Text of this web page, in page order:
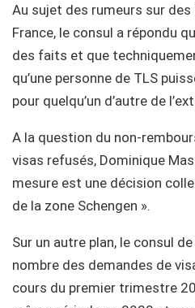
Au sujet des rumeurs sur
France, le consul a répondu
des faits et que
qu’une personne de TLS
pour quelqu’un d’autre de
A la question du non-
visas refusés, Dominique
mesure est une décision
de la zone Schengen ».
Sur un autre plan, le consul
nombre des demandes de
cours du premier trimestre